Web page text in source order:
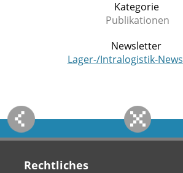
Kategorie
Publikationen
Newsletter
Lager-/Intralogistik-
Rechtliches